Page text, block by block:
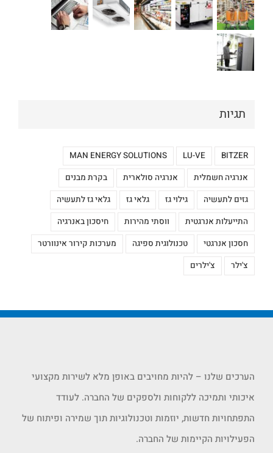
תגיות
BITZER
LU-VE
MAN ENERGY SOLUTIONS
אנרגיה חשמלית
אנרגיה סולארית
בקרת מבנים
גזים לתעשיה
גילוי גז גלאי גז
גלאי גז לתעשיה
התייעלות אנרגטית
ווסתי מהירות
חיסכון באנרגיה
חסכון אנרגטי
טכנולוגית ספיגה
מערכות קירור אינוורטר
צ'ילר
צ'ילרים
הערכים שלנו – להיות מחויבים באופן מלא לשירות מקצועי
איכותי ותמיכה ללקוחות ולספקים של החברה. לעודד
התפתחויות חדשות, יוזמות וטכנולוגיות תוך שמירה ופיתוח של
הפעילויות הקיימות של החברה.